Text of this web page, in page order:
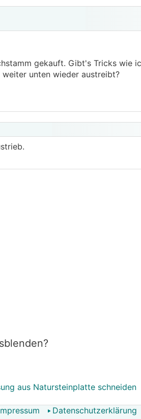
gekauft. Gibt's Tricks wie
unten wieder austreibt?
aus Natursteinplatte schneiden
Datenschutzerklärung